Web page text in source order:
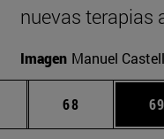
nuevas terapias
Imagen Manuel
Páginas intermedias Use
Página
68 69